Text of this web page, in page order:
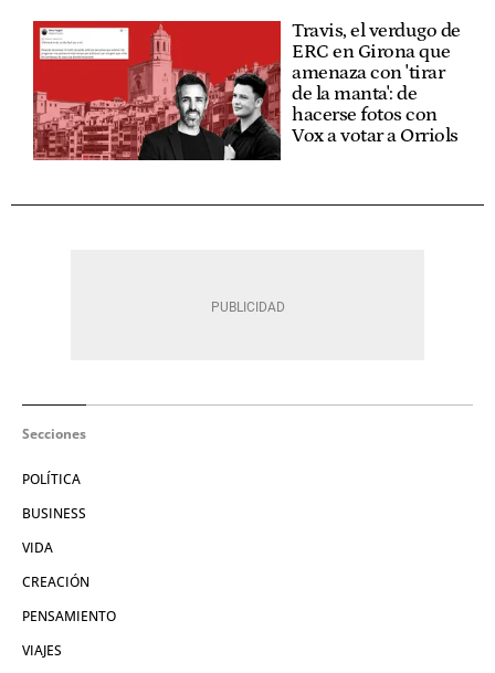
Travis, el verdugo de
ERC en Girona que
amenaza con 'tirar
de la manta': de
hacerse fotos con
Vox a votar a Orriols
Secciones
POLÍTICA
BUSINESS
VIDA
CREACIÓN
PENSAMIENTO
VIAJES